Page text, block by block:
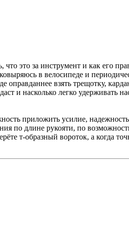
это за инструмент и как его
в велосипеде и
оправданнее взять трещотку,
и насколько легко удерживать
приложить усилие, надежность
по длине рукояти, по
т‑образный вороток, а когда